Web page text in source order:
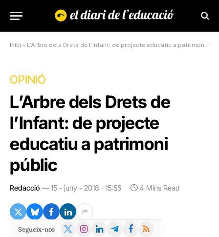
Inici » L’Arbre dels Drets de l’Infant: de projecte educatiu a patrimoni públic
OPINIÓ
L’Arbre dels Drets de
l’Infant: de projecte
educatiu a patrimoni
públic
Redacció 15 - juny - 2018 · 15:55 4 Mins Read
Segueix-nos
X
Instagram
LinkedInTelegramFacebook
RSS